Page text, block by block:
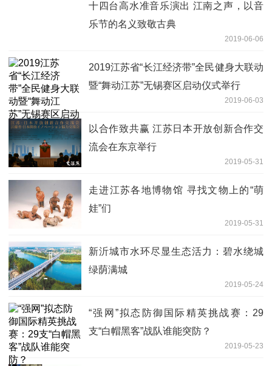
十四台高水准音乐演出 江南之声，以音
乐节的名义致敬古典
2019-06-06
2019江苏省“长江经济带”全民健身大联动
暨“舞动江苏”无锡赛区启动仪式举行
2019-06-03
以合作致共赢 江苏日本开放创新合作交
流会在东京举行
2019-05-31
走进江苏各地博物馆 寻找文物上的“萌
娃”们
2019-05-31
新沂城市水环尽显生态活力：碧水绕城
绿荫满城
2019-05-24
“强网”拟态防御国际精英挑战赛：29
支“白帽黑客”战队谁能突防？
2019-05-23